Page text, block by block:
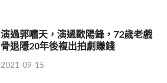
演過郭嘯天，演過歐陽鋒，72歲老戲
骨退隱20年後複出拍劇賺錢
2021-09-15